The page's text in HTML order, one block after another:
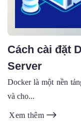
Cách cài đặt
Server
Docker là một nền
và cho...
Xem thêm